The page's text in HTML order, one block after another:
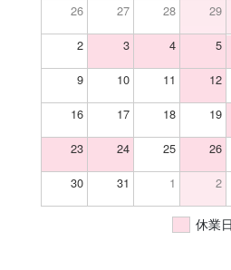
26 27 28 29
2
3 4 5
9
10 11 12
16
17 18 19
23
24 25 26
30
31 1 2
休業日